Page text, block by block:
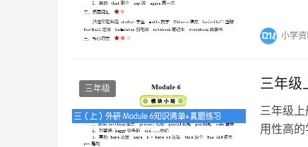
小学
三年级 三年级
三年级
用性高